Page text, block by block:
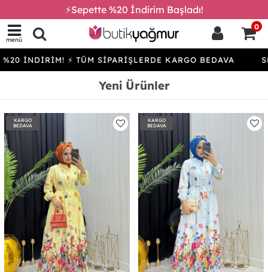
⚡Sepette %20 İndirim Başladı!
menü
0
⚡ TÜM SİPARİŞLERDE KARGO BEDAVA SEPETTE
Yeni Ürünler
KARGO
BEDAVA
KARGO
BEDAVA